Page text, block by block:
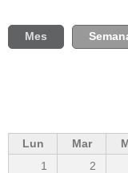
Solapas
Mes (solapa activa)
Lun Mar
1
2